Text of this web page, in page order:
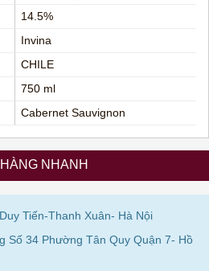
14.5%
Invina
CHILE
750 ml
Cabernet Sauvignon
NHANH
Tiến-Thanh Xuân- Hà Nội
Số 34 Phường Tân Quy Quận 7- Hồ